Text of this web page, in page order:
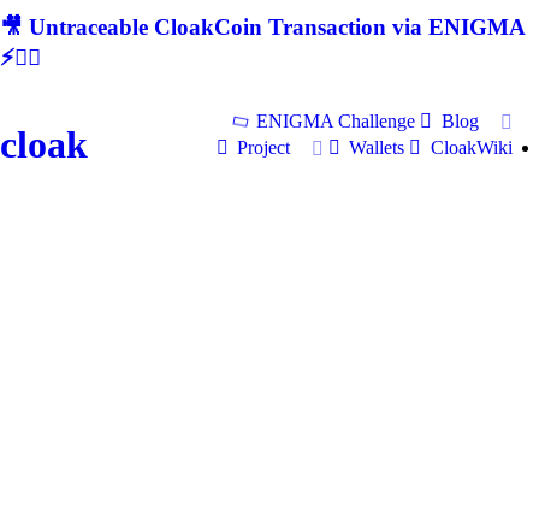
🎥 Untraceable CloakCoin Transaction via ENIGMA
⚡🕵‍♂
cloak
ENIGMA Challenge
Blog
Project
Wallets CloakWiki